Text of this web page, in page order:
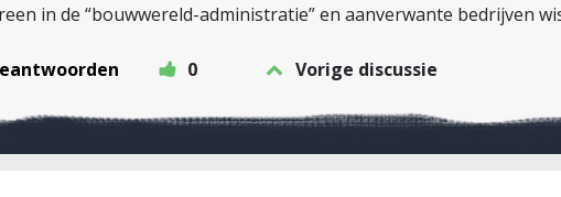
in de “bouwwereld-administratie” en aanverwante bedrijven
0 Vorige discussie